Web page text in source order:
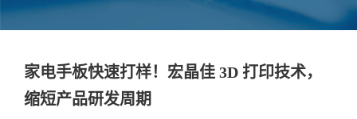
家电手板快速打样！宏晶佳 3D 打印技术，
缩短产品研发周期